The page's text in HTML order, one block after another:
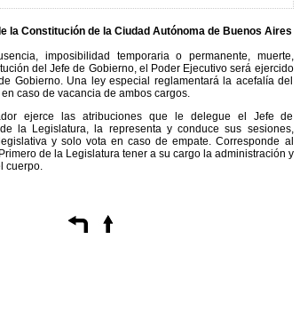
la Constituciónde la Ciudad Autónoma de Buenos Aires
imposibilidad temporaria o permanente, muerte,
del Jefe de Gobierno, el Poder Ejecutivo será ejercido
Gobierno. Una ley especial reglamentará la acefalía del
caso de vacancia de ambos cargos.
ejerce las atribuciones que le delegue el Jefe de
la Legislatura, la representa y conduce sus sesiones,
y solo vota en caso de empate. Corresponde al
de la Legislatura tener a su cargo la administración y
cuerpo.